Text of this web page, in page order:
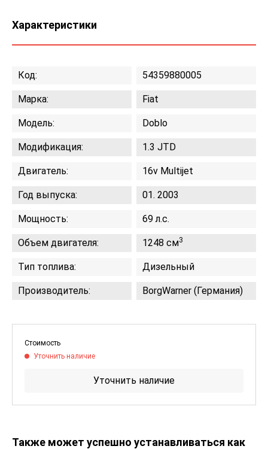
Характеристики
Код: 54359880005
Марка: Fiat
Модель: Doblo
Модификация: 1.3 JTD
Двигатель: 16v Multijet
Год выпуска: 01. 2003
Мощность: 69 л.с.
Объем двигателя: 1248 см3
Тип топлива: Дизельный
Производитель: BorgWarner (Германия)
Стоимость
Уточнить наличие
Уточнить наличие
Также может успешно устанавливаться как